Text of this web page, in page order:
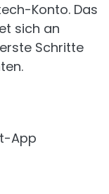
Konto. Das
sich an
Schritte
App